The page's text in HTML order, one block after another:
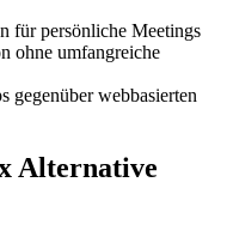
für persönliche Meetings
ohne umfangreiche
gegenüber webbasierten
Alternative